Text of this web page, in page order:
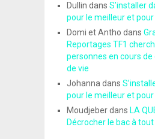
Dullin dans S’installer
pour le meilleur et pour
Domi et Antho dans
Reportages TF1
personnes en cours
de vie
Johanna dans
pour le meilleur et pour
Moudjeberdans LA
Décrocher le bac à